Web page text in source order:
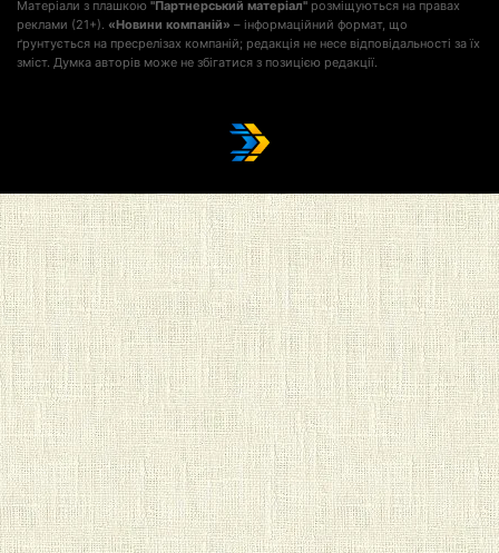
Матеріали з плашкою "Партнерський матеріал" розміщуються на правах
реклами (21+). «Новини компаній» – інформаційний формат, що
ґрунтується на пресрелізах компаній; редакція не несе відповідальності за їх
зміст. Думка авторів може не збігатися з позицією редакції.